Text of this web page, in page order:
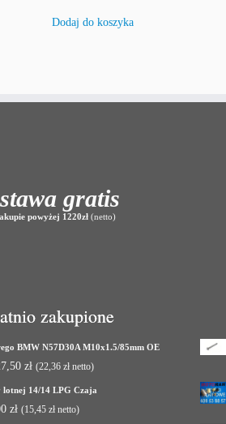
Dodaj do koszyka
gratis
powyżej 1220zł(netto)
zakupione
BMW N57D30A M10x1.5/85mm OE
zł (22,36 zł netto)
14/14 LPG Czaja
zł (15,45 zł netto)